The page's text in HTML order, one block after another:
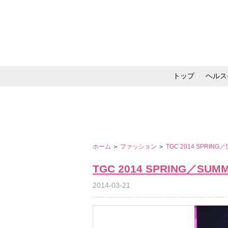
トップ ヘル
ホーム ＞ ファッション ＞ TGC 2014 SPRING
TGC 2014 SPRING／
2014-03-21